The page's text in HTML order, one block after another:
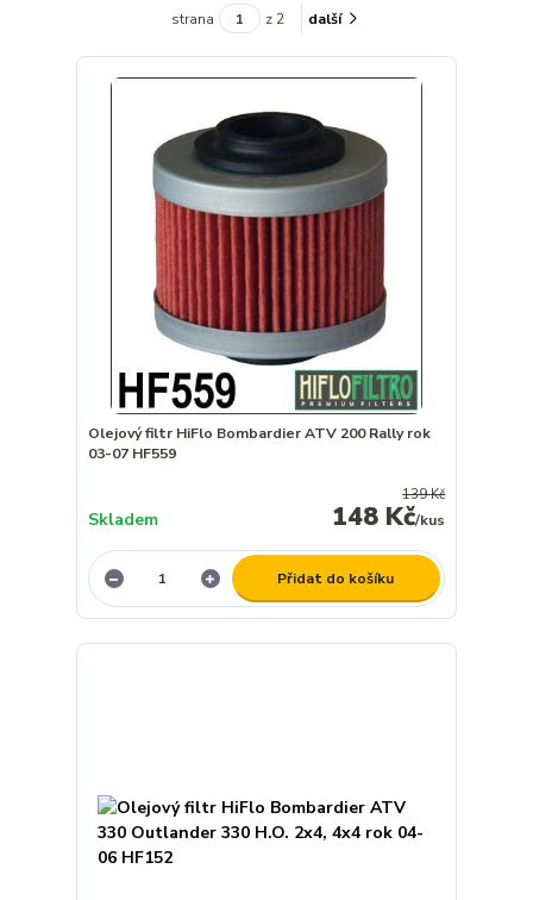
strana z 2 další
Olejový filtr HiFlo Bombardier ATV 200 Rally rok
03-07 HF559
139 Kč
148 Kč/kus
Skladem
Přidat do košíku